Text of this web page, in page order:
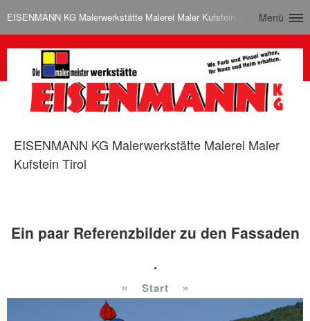
EISENMANN KG Malerwerkstätte Malerei Maler Kufstein Tirol Menü
EISENMANN KG Malerwerkstätte Malerei Maler
Kufstein Tirol
Ein paar Referenzbilder zu den Fassaden
.
«
Start »